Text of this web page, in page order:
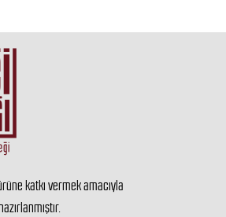
katkı vermek amacıyla